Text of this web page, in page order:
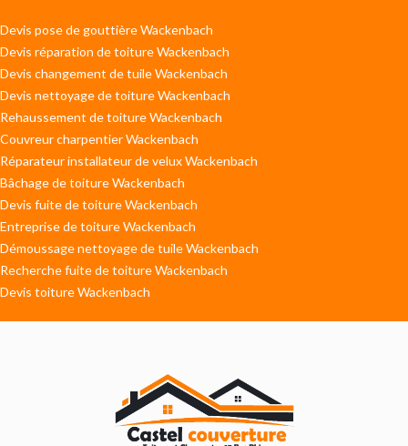
Devis pose de gouttière Wackenbach
Devis réparation de toiture Wackenbach
Devis changement de tuile Wackenbach
Devis nettoyage de toiture Wackenbach
Rehaussement de toiture Wackenbach
Couvreur charpentier Wackenbach
Réparateur installateur de velux Wackenbach
Bâchage de toiture Wackenbach
Devis fuite de toiture Wackenbach
Entreprise de toiture Wackenbach
Démoussage nettoyage de tuile Wackenbach
Recherche fuite de toiture Wackenbach
Devis toiture Wackenbach